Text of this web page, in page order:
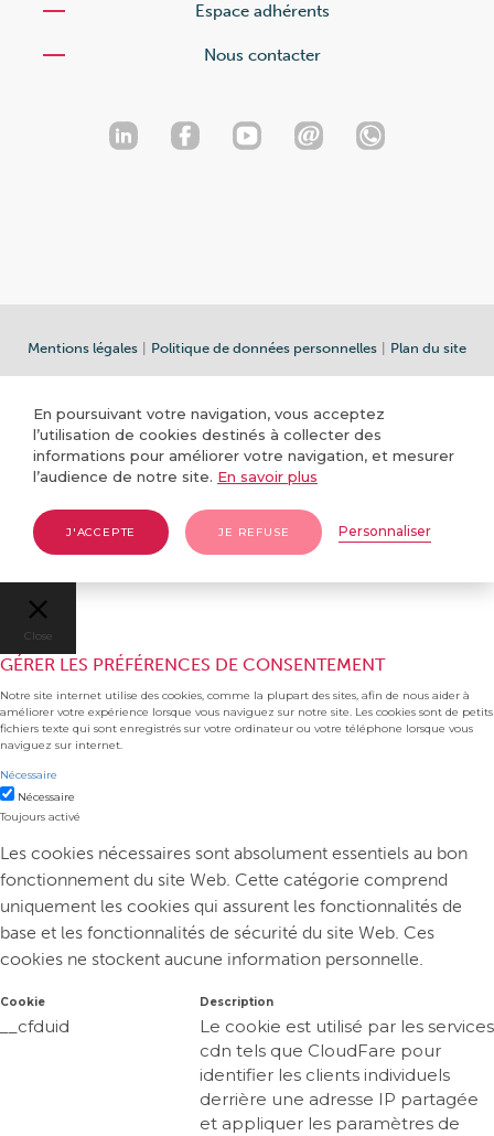
Espace adhérents
Nous contacter
Mentions légales Politique de données personnelles Plan du site
En poursuivant votre navigation, vous acceptez
l’utilisation de cookies destinés à collecter des
informations pour améliorer votre navigation, et mesurer
l’audience de notre site. En savoir plus
J'ACCEPTE JE REFUSE Personnaliser
Close
GÉRER LES PRÉFÉRENCES DE CONSENTEMENT
Notre site internet utilise des cookies, comme la plupart des sites, afin de nous aider à
améliorer votre expérience lorsque vous naviguez sur notre site. Les cookies sont de petits
fichiers texte qui sont enregistrés sur votre ordinateur ou votre téléphone lorsque vous
naviguez sur internet.
Nécessaire
Nécessaire
Toujours activé
Les cookies nécessaires sont absolument essentiels au bon
fonctionnement du site Web. Cette catégorie comprend
uniquement les cookies qui assurent les fonctionnalités de
base et les fonctionnalités de sécurité du site Web. Ces
cookies ne stockent aucune information personnelle.
Cookie Description
__cfduid
Le cookie est utilisé par les services
cdn tels que CloudFare pour
identifier les clients individuels
derrière une adresse IP partagée
et appliquer les paramètres de